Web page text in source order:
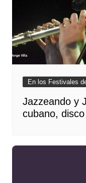
En los Festivales
Jazzeando y
cubano,